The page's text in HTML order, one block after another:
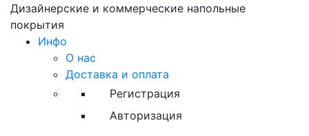
Дизайнерские и коммерческие напольные
покрытия
Инфо
О нас
Доставка и оплата
Регистрация
Авторизация